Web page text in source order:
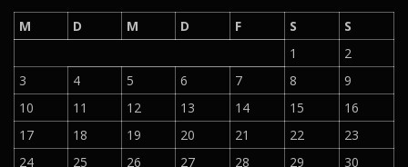
M D M D F S
S
1
2
3
4 5 6 7 8
9
10
11 12 13 14 15
16
17
18 19 20 21 22
23
24
25 26 27 28 29
30